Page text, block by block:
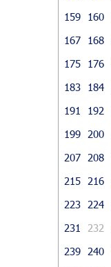
159
160
167
168
175
176
183
184
191
192
199
200
207
208
215
216
223
224
231
232
239
240